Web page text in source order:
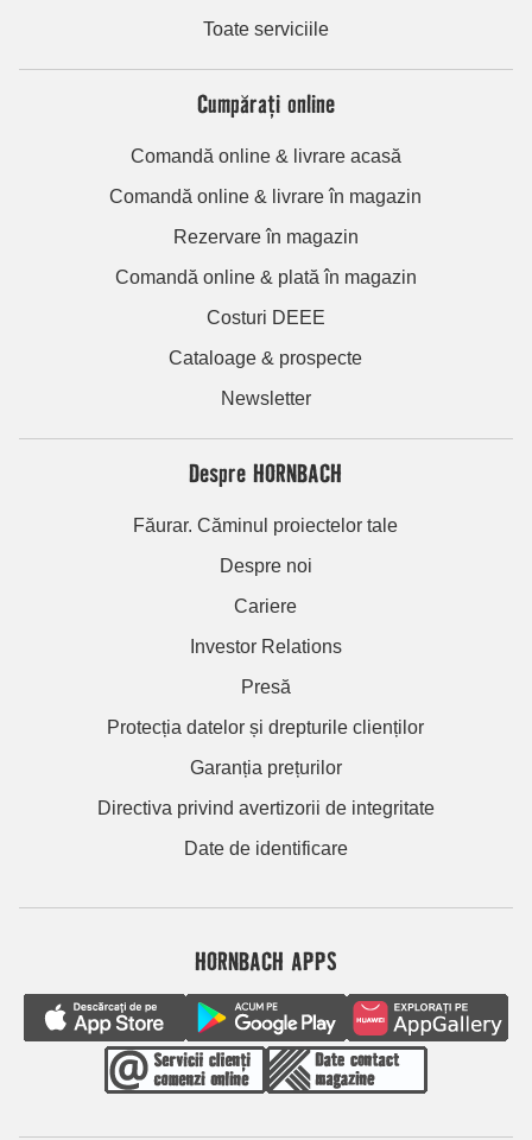
Toate serviciile
Cumpărați online
Comandă online & livrare acasă
Comandă online & livrare în magazin
Rezervare în magazin
Comandă online & plată în magazin
Costuri DEEE
Cataloage & prospecte
Newsletter
Despre HORNBACH
Făurar. Căminul proiectelor tale
Despre noi
Cariere
Investor Relations
Presă
Protecția datelor și drepturile clienților
Garanția prețurilor
Directiva privind avertizorii de integritate
Date de identificare
HORNBACH APPS